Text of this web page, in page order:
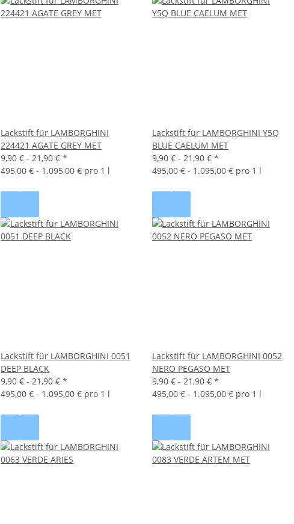
Lackstift für LAMBORGHINI
224421 AGATE GREY MET
9,90 € - 21,90 € *
495,00 € - 1.095,00 € pro 1 l
Lackstift für LAMBORGHINI Y5Q
BLUE CAELUM MET
9,90 € - 21,90 € *
495,00 € - 1.095,00 € pro 1 l
Lackstift für LAMBORGHINI 0051
DEEP BLACK
9,90 € - 21,90 € *
495,00 € - 1.095,00 € pro 1 l
Lackstift für LAMBORGHINI 0052
NERO PEGASO MET
9,90 € - 21,90 € *
495,00 € - 1.095,00 € pro 1 l